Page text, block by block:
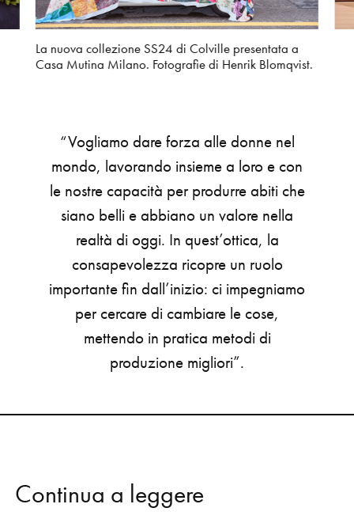
La nuova collezione SS24 di Colville presentata a
Casa Mutina Milano. Fotografie di Henrik Blomqvist.
“Vogliamo dare forza alle donne nel
mondo, lavorando insiemea loroecon
le nostre capacità per produrre abiti che
siano bellieabbiano un valore nella
realtà di oggi. In quest’ottica, la
consapevolezza ricopre un ruolo
importantefin dall’inizio: ci impegniamo
percercaredicambiare lecose,
mettendo in pratica metodi di
produzione migliori”.
Continua a leggere